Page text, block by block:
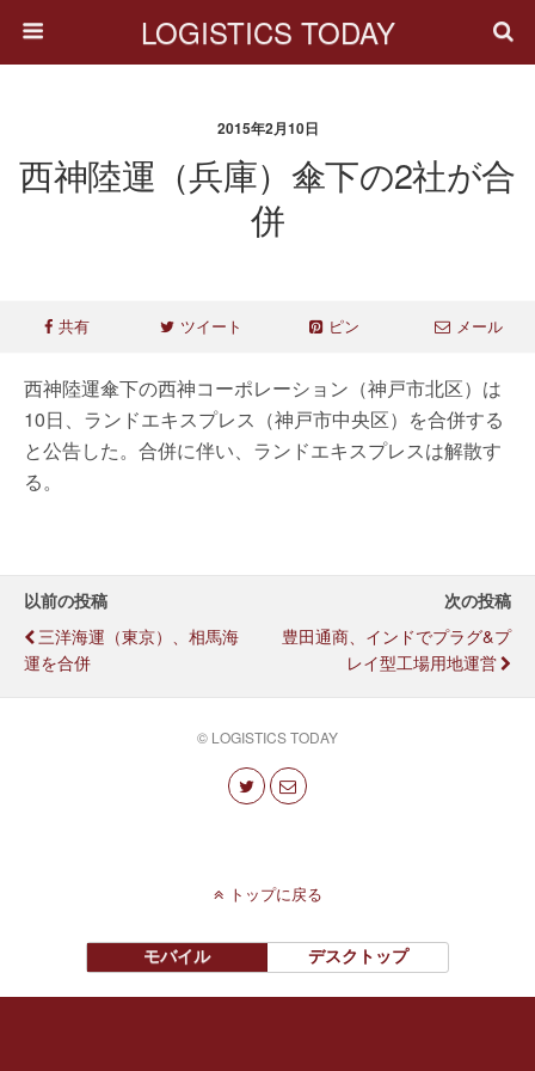
LOGISTICS TODAY
2015年2月10日
西神陸運（兵庫）傘下の2社が合
併
共有 ツイート ピン メール
西神陸運傘下の西神コーポレーション（神戸市北区）は
10日、ランドエキスプレス（神戸市中央区）を合併する
と公告した。合併に伴い、ランドエキスプレスは解散す
る。
以前の投稿
三洋海運（東京）、相馬海
運を合併
次の投稿
豊田通商、インドでプラグ&プ
レイ型工場用地運営
© LOGISTICS TODAY
トップに戻る
モバイル デスクトップ